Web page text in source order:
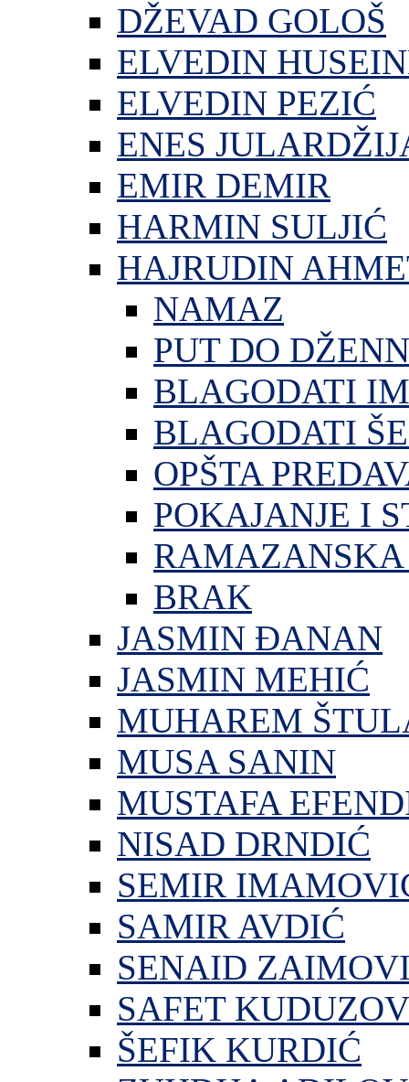
DŽEVAD GOLOŠ
ELVEDIN
ELVEDIN PEZIĆ
ENES
EMIR DEMIR
HARMIN SULJIĆ
HAJRUDIN
NAMAZ
PUT DO
BLAGODATI
BLAGODATI
OPŠTA
POKAJANJE I
RAMAZANSKA
BRAK
JASMIN ĐANAN
JASMIN MEHIĆ
MUHAREM
MUSA SANIN
MUSTAFA
NISAD DRNDIĆ
SEMIR
SAMIR AVDIĆ
SENAID
SAFET
ŠEFIK KURDIĆ